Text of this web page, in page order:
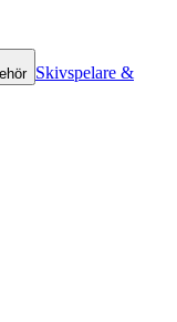
Skivspelare &